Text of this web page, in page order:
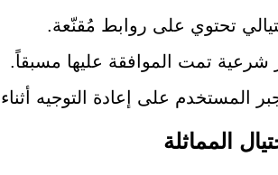
تحتوي على روابط مُقنّعة.
شرعية تمت الموافقة عليها مسبقاً.
المستخدم على إعادة التوجيه
المماثلة